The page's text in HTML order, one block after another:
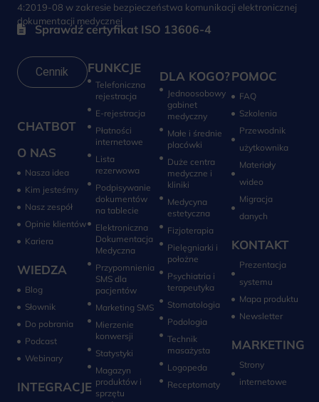
4:2019-08 w zakresie bezpieczeństwa komunikacji elektronicznej
dokumentacji medycznej
Sprawdź certyfikat ISO 13606-4
Cennik
CHATBOT
O NAS
Nasza idea
Kim jesteśmy
Nasz zespół
Opinie klientów
Kariera
WIEDZA
Blog
Słownik
Do pobrania
Podcast
Webinary
INTEGRACJE
FUNKCJE
Telefoniczna
rejestracja
E-rejestracja
Płatności
internetowe
Lista
rezerwowa
Podpisywanie
dokumentów
na tablecie
Elektroniczna
Dokumentacja
Medyczna
Przypomnienia
SMS dla
pacjentów
Marketing SMS
Mierzenie
konwersji‎
Statystyki
Magazyn
produktów i
sprzętu
DLA KOGO?
Jednoosobowy
gabinet
medyczny
Małe i średnie
placówki
Duże centra
medyczne i
kliniki
Medycyna
estetyczna
Fizjoterapia
Pielęgniarki i
położne
Psychiatria i
terapeutyka
Stomatologia
Technik
masażysta
Logopeda
POMOC
FAQ
Szkolenia
Przewodnik
użytkownika
Materiały
wideo
Migracja
danych
KONTAKT
Prezentacja
systemu
Mapa produktu
Newsletter
MARKETING
Strony
internetowe